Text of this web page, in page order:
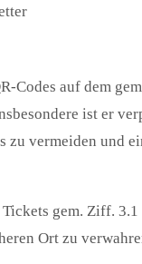
Codes auf dem
ist er
zu vermeiden und
gem. Ziff. 3.1
Ort zu